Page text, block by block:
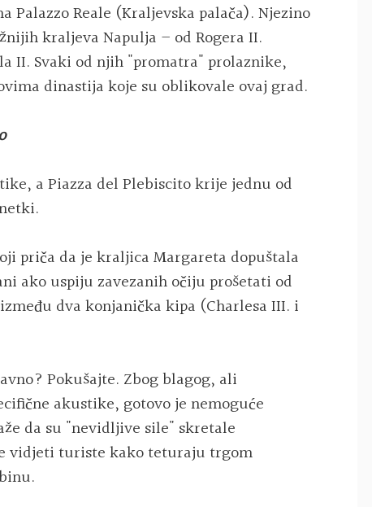
Palazzo Reale (Kraljevska palača). Njezino
kraljeva Napulja – od Rogera II.
II. Svaki od njih "promatra" prolaznike,
dinastija koje su oblikovale ovaj grad.
a Piazza del Plebiscito krije jednu od
priča da je kraljica Margareta dopuštala
ako uspiju zavezanih očiju prošetati od
dva konjanička kipa (Charlesa III. i
Pokušajte. Zbog blagog, ali
akustike, gotovo je nemoguće
da su "nevidljive sile" skretale
vidjeti turiste kako teturaju trgom